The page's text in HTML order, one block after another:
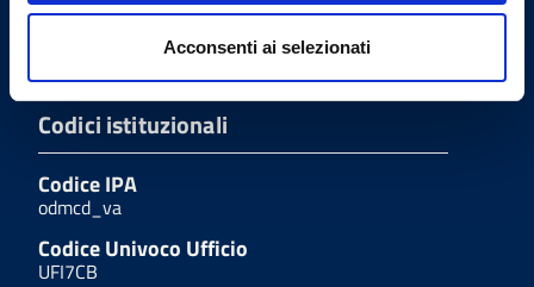
Acconsenti ai selezionati
(+39) 0332.235659
Codici istituzionali
Codice IPA
odmcd_va
Codice Univoco Ufficio
UFI7CB